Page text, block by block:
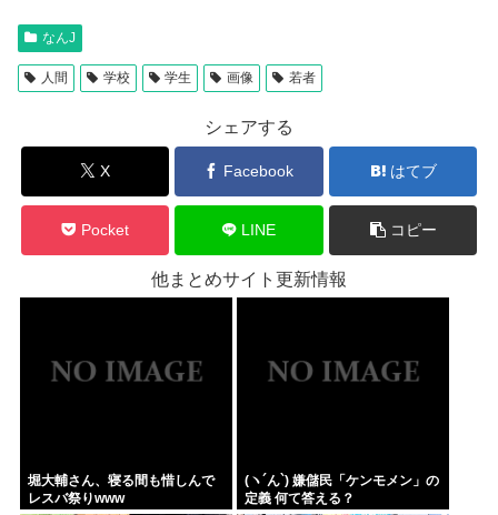
なんJ
人間 学校 学生 画像 若者
シェアする
X Facebook はてブ
Pocket LINE コピー
他まとめサイト更新情報
堀大輔さん、寝る間も惜しんで
レスバ祭りwww
(ヽ´ん`) 嫌儲民「ケンモメン」の
定義 何て答える？